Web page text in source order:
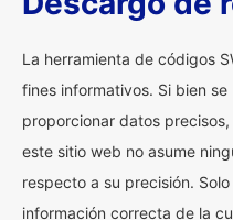
La herramienta de códigos
fines informativos. Si bien
proporcionar datos
este sitio web no asume
respecto a su precisión.
información correcta de la